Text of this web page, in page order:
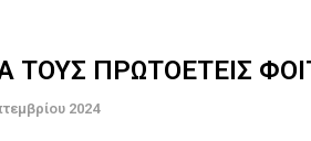
ΤΟΥΣ ΠΡΩΤΟΕΤΕΙΣ
2024